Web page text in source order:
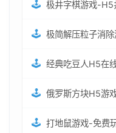
🕹️
🕹️
🕹️
🕹️
🕹️